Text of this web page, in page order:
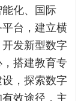
化、国际
台，建立横
发新型数字
搭建教育专
，探索数字
效途径，主